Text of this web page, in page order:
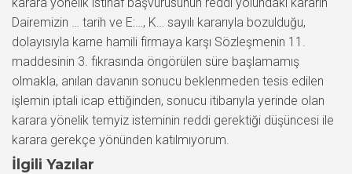
Dairemizin … tarih ve E:…, K… sayılı kararıyla bozulduğu,
dolayısıyla karne hamili firmaya karşı Sözleşmenin 11.
maddesinin 3. fıkrasında öngörülen süre başlamamış
olmakla, anılan davanın sonucu beklenmeden tesis edilen
işlemin iptali icap ettiğinden, sonucu itibarıyla yerinde olan
karara yönelik temyiz isteminin reddi gerektiği düşüncesi ile
karara gerekçe yönünden katılmıyorum.
İlgili Yazılar